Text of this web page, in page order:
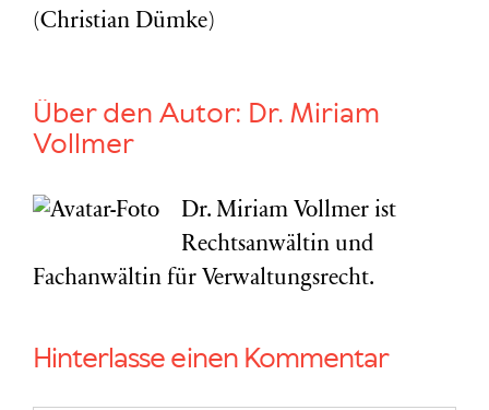
(Christian Dümke)
Über den Autor: Dr. Miriam
Vollmer
Dr. Miriam Vollmer ist
Rechtsanwältin und
Fachanwältin für Verwaltungsrecht.
Hinterlasse einen Kommentar